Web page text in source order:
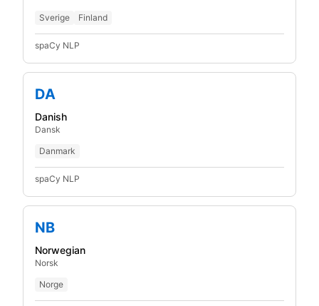
Sverige
Finland
spaCy NLP
DA
Danish
Dansk
Danmark
spaCy NLP
NB
Norwegian
Norsk
Norge